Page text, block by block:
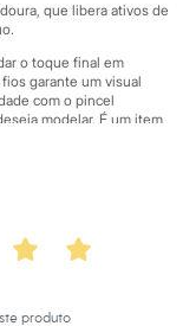
que libera ativos de
o toque final em
garante um visual
com o pincel
modelar. É um item
intacto em qualquer
produto